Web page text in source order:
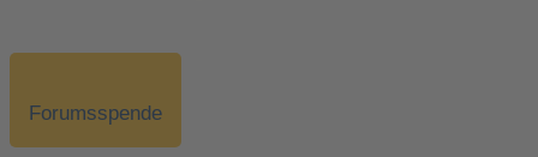
Forumsspende